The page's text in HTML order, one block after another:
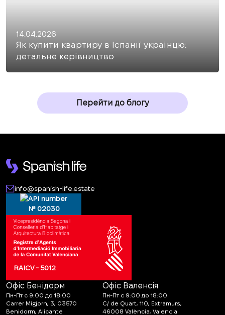
14.04.2026
Як купити квартиру в Іспанії українцю:
детальне керівництво
Перейти до блогу
info@spanish-life.estate
№ 02030
RAICV - 5012
Офіс Бенідорм
Пн-Пт с 9:00 до 18:00
Carrer Migjorn, 3, 03570
Benidorm, Alicante
Офіс Валенсія
Пн-Пт с 9:00 до 18:00
C/ de Quart, 110, Extramurs,
46008 València, Valencia